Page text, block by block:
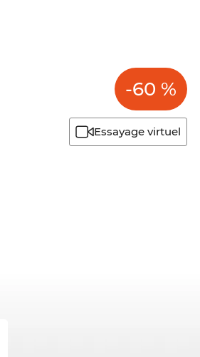
-60 %
Essayage virtuel